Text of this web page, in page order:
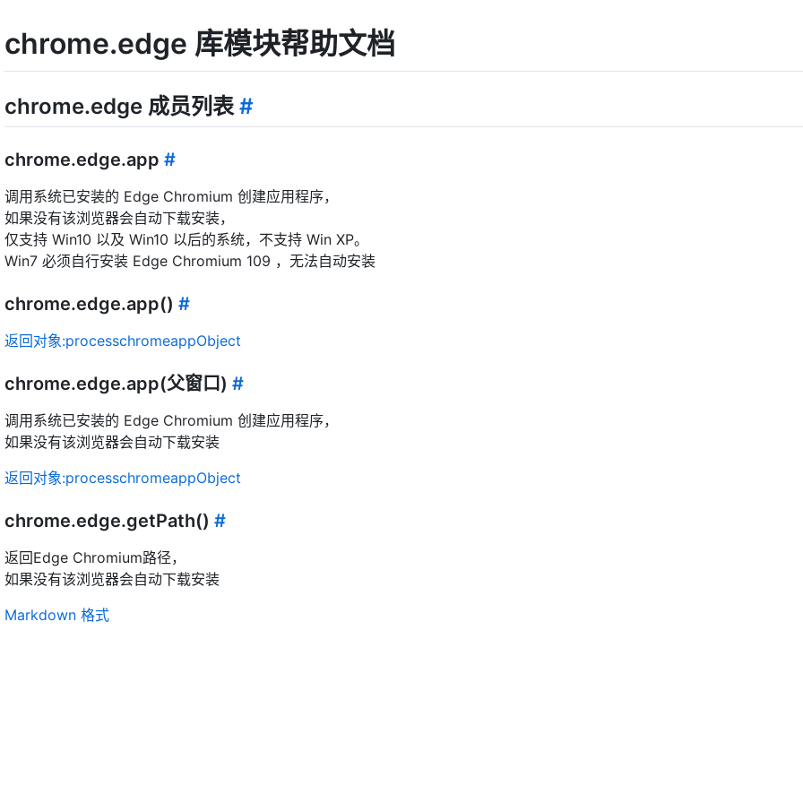
chrome.edge 库模块帮助文档
chrome.edge 成员列表 #
chrome.edge.app #
调用系统已安装的 Edge Chromium 创建应用程序，
如果没有该浏览器会自动下载安装，
仅支持 Win10 以及 Win10 以后的系统，不支持 Win XP。
Win7 必须自行安装 Edge Chromium 109 ，无法自动安装
chrome.edge.app() #
返回对象:processchromeappObject
chrome.edge.app(父窗口) #
调用系统已安装的 Edge Chromium 创建应用程序，
如果没有该浏览器会自动下载安装
返回对象:processchromeappObject
chrome.edge.getPath() #
返回Edge Chromium路径，
如果没有该浏览器会自动下载安装
Markdown 格式